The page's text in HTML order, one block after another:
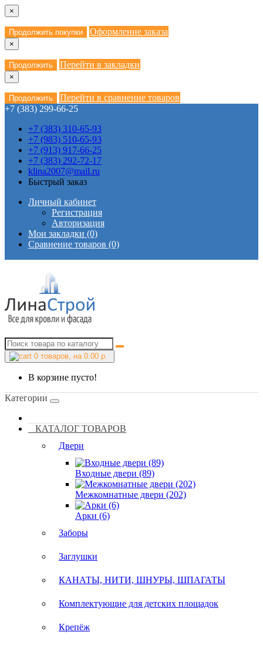
×
Продолжить покупки Оформление заказа
×
Продолжить Перейти в закладки
×
Продолжить
Перейти в сравнение товаров
+7 (383) 299-66-25
+7 (383) 310-65-93
+7 (983) 510-65-93
+7 (913) 917-66-25
+7 (383) 292-72-17
klina2007@mail.ru
Быстрый заказ
Личный кабинет
Регистрация
Авторизация
Мои закладки (0)
Сравнение товаров (0)
0 товаров, на 0.00 р.
В корзине пусто!
Категории
КАТАЛОГ ТОВАРОВ
Двери
Входные двери (89)
Межкомнатные двери (202)
Арки (6)
Заборы
Заглушки
КАНАТЫ, НИТИ, ШНУРЫ, ШПАГАТЫ
Комплектующие для детских площадок
Крепёж